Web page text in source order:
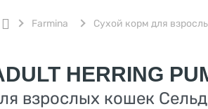
Farmina Сухой корм для
HERRING
взрослых кошек